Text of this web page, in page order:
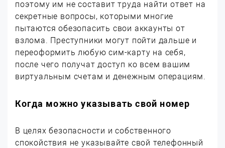
поэтому им не составит труда найти ответ на
секретные вопросы, которыми многие
пытаются обезопасить свои аккаунты от
взлома. Преступники могут пойти дальше и
переоформить любую сим-карту на себя,
после чего получат доступ ко всем вашим
виртуальным счетам и денежным операциям.
Когда можно указывать свой номер
В целях безопасности и собственного
спокойствия не указывайте свой телефонный